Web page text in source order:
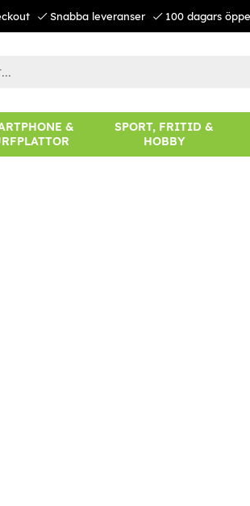
Snabba leveranser 100 dagars
&
SPORT, FRITID &
HOBBY